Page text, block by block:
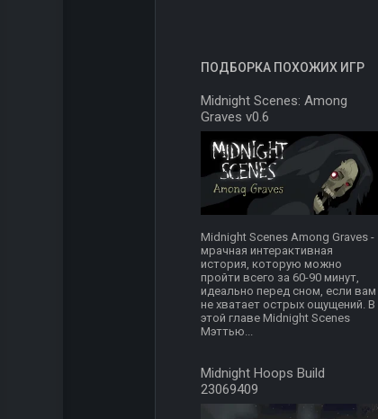
ПОДБОРКА ПОХОЖИХ ИГР
Midnight Scenes: Among
Graves v0.6
Midnight Scenes Among Graves -
мрачная интерактивная
история, которую можно
пройти всего за 60-90 минут,
идеально перед сном, если вам
не хватает острых ощущений. В
этой главе Midnight Scenes
Мэттью...
Midnight Hoops Build
23069409